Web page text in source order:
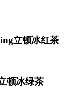
立顿冰红茶
顿冰绿茶